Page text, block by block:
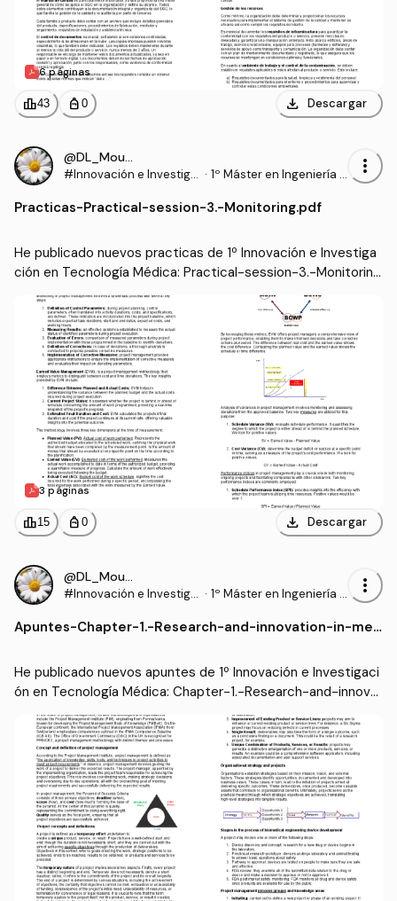
6 páginas
leaderboard43 personal_bag 0 download Descargar
@DL_Moura
#Innovación e Investiga
ca
· 1º Máster en Ingeniería B
more_vert
Practicas-Practical-session-3.-Monitoring.pdf
He publicado nuevos practicas de 1º Innovación e Investiga
ción en Tecnología Médica: Practical-session-3.-Monitorin
g.pdf
3 páginas
leaderboard15 personal_bag 0 download Descargar
@DL_Moura
#Innovación e Investiga
ca
· 1º Máster en Ingeniería B
more_vert
Apuntes-Chapter-1.-Research-and-innovation-in-med
He publicado nuevos apuntes de 1º Innovación e Investigaci
ón en Tecnología Médica: Chapter-1.-Research-and-innova
tion-in-medical-technologies..pdf